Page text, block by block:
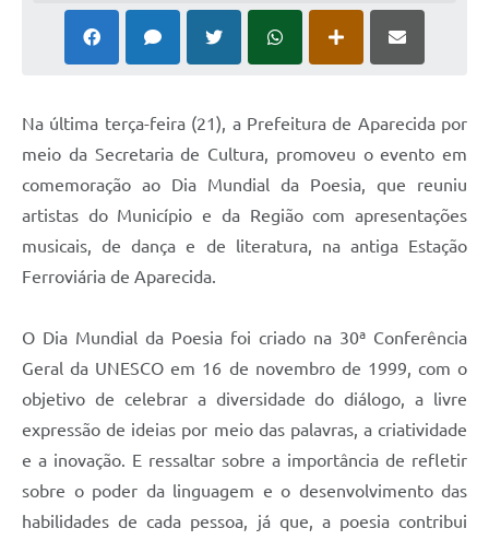
Editais
Jornal
Agenda
Notícias
FAQ
Na última terça-feira (21), a Prefeitura de Aparecida por
meio da Secretaria de Cultura, promoveu o evento em
comemoração ao Dia Mundial da Poesia, que reuniu
artistas do Município e da Região com apresentações
musicais, de dança e de literatura, na antiga Estação
Ferroviária de Aparecida.
O Dia Mundial da Poesia foi criado na 30ª Conferência
Geral da UNESCO em 16 de novembro de 1999, com o
objetivo de celebrar a diversidade do diálogo, a livre
expressão de ideias por meio das palavras, a criatividade
e a inovação. E ressaltar sobre a importância de refletir
sobre o poder da linguagem e o desenvolvimento das
habilidades de cada pessoa, já que, a poesia contribui